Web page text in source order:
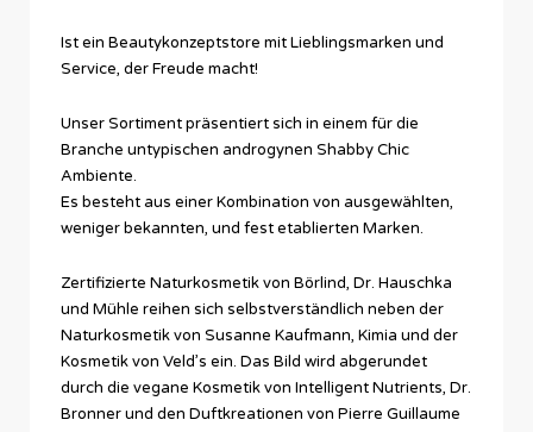
Ist ein Beautykonzeptstore mit Lieblingsmarken und
Service, der Freude macht!
Unser Sortiment präsentiert sich in einem für die
Branche untypischen androgynen Shabby Chic
Ambiente.
Es besteht aus einer Kombination von ausgewählten,
weniger bekannten, und fest etablierten Marken.
Zertifizierte Naturkosmetik von Börlind, Dr. Hauschka
und Mühle reihen sich selbstverständlich neben der
Naturkosmetik von Susanne Kaufmann, Kimia und der
Kosmetik von Veld’s ein. Das Bild wird abgerundet
durch die vegane Kosmetik von Intelligent Nutrients, Dr.
Bronner und den Duftkreationen von Pierre Guillaume